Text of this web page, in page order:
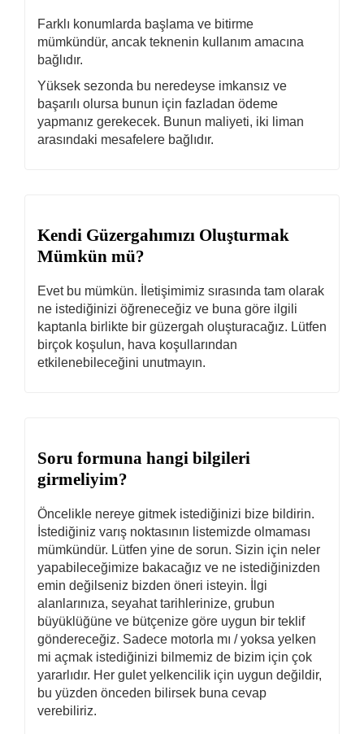
Farklı konumlarda başlama ve bitirme
mümkündür, ancak teknenin kullanım amacına
bağlıdır.
Yüksek sezonda bu neredeyse imkansız ve
başarılı olursa bunun için fazladan ödeme
yapmanız gerekecek. Bunun maliyeti, iki liman
arasındaki mesafelere bağlıdır.
Kendi Güzergahımızı Oluşturmak
Mümkün mü?
Evet bu mümkün. İletişimimiz sırasında tam olarak
ne istediğinizi öğreneceğiz ve buna göre ilgili
kaptanla birlikte bir güzergah oluşturacağız. Lütfen
birçok koşulun, hava koşullarından
etkilenebileceğini unutmayın.
Soru formuna hangi bilgileri
girmeliyim?
Öncelikle nereye gitmek istediğinizi bize bildirin.
İstediğiniz varış noktasının listemizde olmaması
mümkündür. Lütfen yine de sorun. Sizin için neler
yapabileceğimize bakacağız ve ne istediğinizden
emin değilseniz bizden öneri isteyin. İlgi
alanlarınıza, seyahat tarihlerinize, grubun
büyüklüğüne ve bütçenize göre uygun bir teklif
göndereceğiz. Sadece motorla mı / yoksa yelken
mi açmak istediğinizi bilmemiz de bizim için çok
yararlıdır. Her gulet yelkencilik için uygun değildir,
bu yüzden önceden bilirsek buna cevap
verebiliriz.